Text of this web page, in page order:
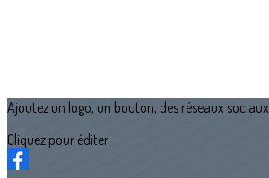
Ajoutez un logo, un bouton, des réseaux sociaux
Cliquez pour éditer